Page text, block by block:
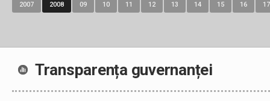
2007 2008 09 10 11 12 13 14 15 16 17
Transparența guvernanței